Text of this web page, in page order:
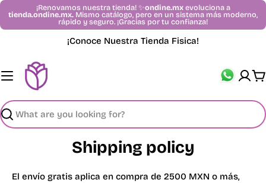
Skip
¡Renovamos nuestra tienda! ✨ondine.mxevoluciona a
tienda.ondine.mx. Mismo catálogo, pero en un sistema más moderno,
rápido y seguro. ¡Gracias por tu confianza!
¡Conoce Nuestra Tienda Fisica!
Search
Shipping policy
El envío gratis aplica en compra de 2500 MXN o más,